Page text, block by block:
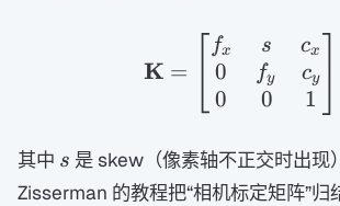
K =
fx
0
0
s
fy
0
cx
cy
1
其中 s
s 是 skew（像素轴不正交时出
Zisserman 的教程把“相机标定矩阵”归